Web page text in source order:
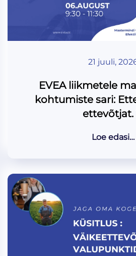
21 juuli,
EVEA liikmetele
kohtumiste sari:
ettevõtjat.
Loe edasi…